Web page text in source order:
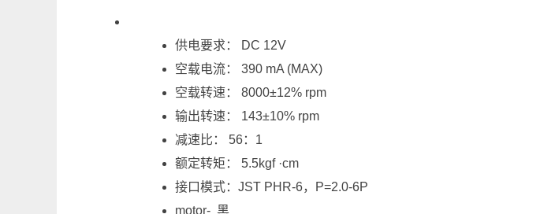
供电要求： DC 12V
空载电流： 390 mA (MAX)
空载转速： 8000±12% rpm
输出转速： 143±10% rpm
减速比： 56：1
额定转矩： 5.5kgf ·cm
接口模式：JST PHR-6，P=2.0-6P
motor- 黑